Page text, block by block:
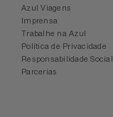
Azul Viagens
Imprensa
Trabalhe na Azul
Política de Privacidade
Responsabilidade Social
Parcerias